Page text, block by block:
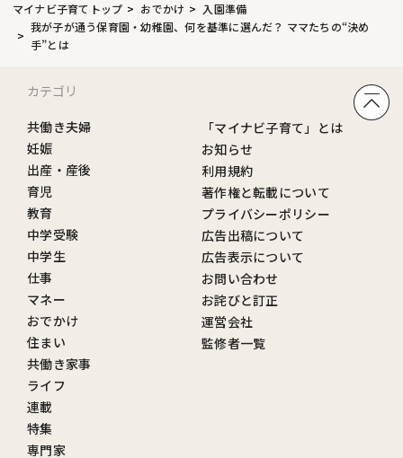
マイナビ子育てトップ おでかけ
入園準備
我が子が通う保育園・幼稚園、何を基準に選んだ？ ママたちの“決め
手”とは
カテゴリ
共働き夫婦
妊娠
出産・産後
育児
教育
中学受験
中学生
仕事
マネー
おでかけ
住まい
共働き家事
ライフ
連載
特集
専門家
「マイナビ子育て」とは
お知らせ
利用規約
著作権と転載について
プライバシーポリシー
広告出稿について
広告表示について
お問い合わせ
お詫びと訂正
運営会社
監修者一覧